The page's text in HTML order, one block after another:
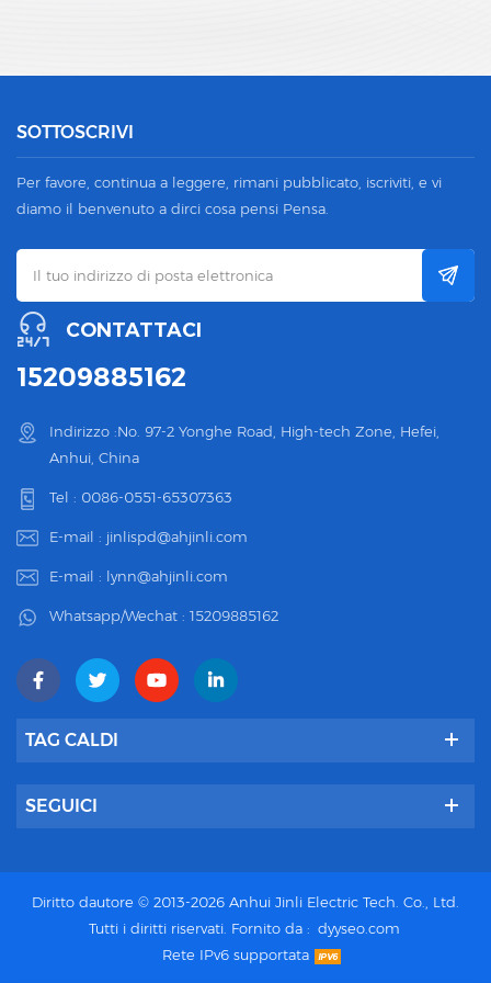
SOTTOSCRIVI
Per favore, continua a leggere, rimani pubblicato, iscriviti, e vi
diamo il benvenuto a dirci cosa pensi Pensa.
CONTATTACI
15209885162
Indirizzo :No. 97-2 Yonghe Road, High-tech Zone, Hefei,
Anhui, China
Tel : 0086-0551-65307363
E-mail : jinlispd@ahjinli.com
E-mail : lynn@ahjinli.com
Whatsapp/Wechat : 15209885162
TAG CALDI
SEGUICI
Diritto dautore © 2013-2026 Anhui Jinli Electric Tech. Co., Ltd.
Tutti i diritti riservati. Fornito da : dyyseo.com
Rete IPv6 supportata